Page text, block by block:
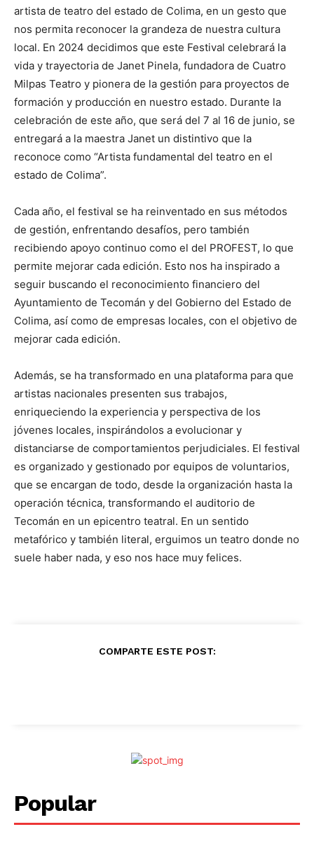
artista de teatro del estado de Colima, en un gesto que
nos permita reconocer la grandeza de nuestra cultura
local. En 2024 decidimos que este Festival celebrará la
vida y trayectoria de Janet Pinela, fundadora de Cuatro
Milpas Teatro y pionera de la gestión para proyectos de
formación y producción en nuestro estado. Durante la
celebración de este año, que será del 7 al 16 de junio, se
entregará a la maestra Janet un distintivo que la
reconoce como “Artista fundamental del teatro en el
estado de Colima”.
Cada año, el festival se ha reinventado en sus métodos
de gestión, enfrentando desafíos, pero también
recibiendo apoyo continuo como el del PROFEST, lo que
permite mejorar cada edición. Esto nos ha inspirado a
seguir buscando el reconocimiento financiero del
Ayuntamiento de Tecomán y del Gobierno del Estado de
Colima, así como de empresas locales, con el objetivo de
mejorar cada edición.
Además, se ha transformado en una plataforma para que
artistas nacionales presenten sus trabajos,
enriqueciendo la experiencia y perspectiva de los
jóvenes locales, inspirándolos a evolucionar y
distanciarse de comportamientos perjudiciales. El festival
es organizado y gestionado por equipos de voluntarios,
que se encargan de todo, desde la organización hasta la
operación técnica, transformando el auditorio de
Tecomán en un epicentro teatral. En un sentido
metafórico y también literal, erguimos un teatro donde no
suele haber nada, y eso nos hace muy felices.
COMPARTE ESTE POST:
Popular